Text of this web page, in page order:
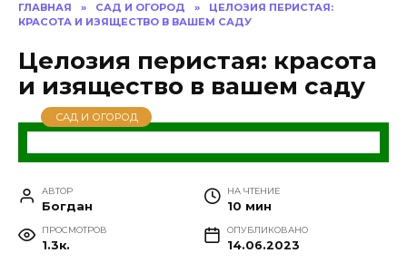
ГЛАВНАЯ » САД И ОГОРОД »
ЦЕЛОЗИЯ ПЕРИСТАЯ:
КРАСОТА И ИЗЯЩЕСТВО В ВАШЕМ САДУ
Целозия перистая: красота
и изящество в вашем саду
САД И ОГОРОД
АВТОР
Богдан
НА ЧТЕНИЕ
10 мин
ПРОСМОТРОВ
1.3к.
ОПУБЛИКОВАНО
14.06.2023